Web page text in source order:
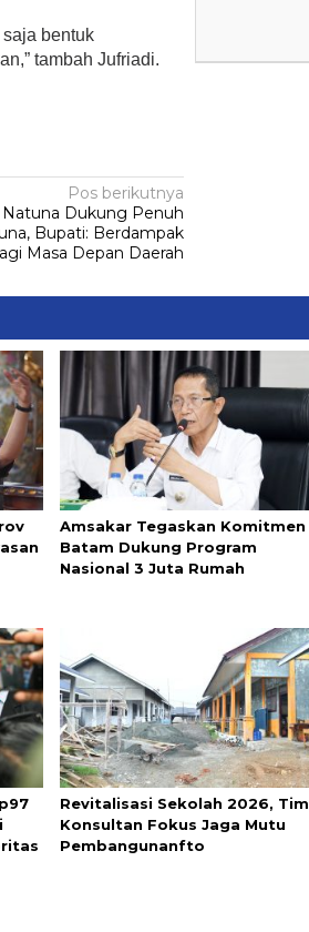
bentuk
tambah Jufriadi.
Pos berikutnya
Dukung Penuh
Bupati: Berdampak
Masa Depan Daerah
Amsakar Tegaskan Komitmen
Batam Dukung Program
Nasional 3 Juta Rumah
Revitalisasi Sekolah 2026, Tim
Konsultan Fokus Jaga Mutu
Pembangunanfto